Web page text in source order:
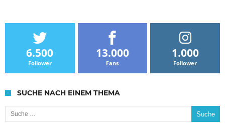
6.500
Follower
13.000
Fans
1.000
Follower
SUCHE NACH EINEM THEMA
Suche nach: